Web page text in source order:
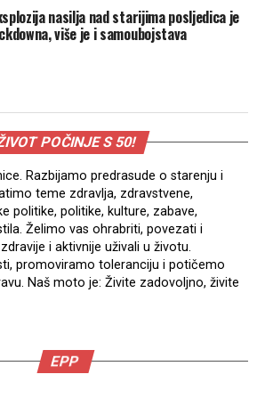
nasilja nad starijima posljedica je
više je i samoubojstava
POČINJE S 50!
Razbijamo predrasude o starenju i
teme zdravlja, zdravstvene,
politike, politike, kulture, zabave,
Želimo vas ohrabriti, povezati i
i aktivnije uživali u životu.
promoviramo toleranciju i potičemo
Naš moto je: Živite zadovoljno, živite
EPP